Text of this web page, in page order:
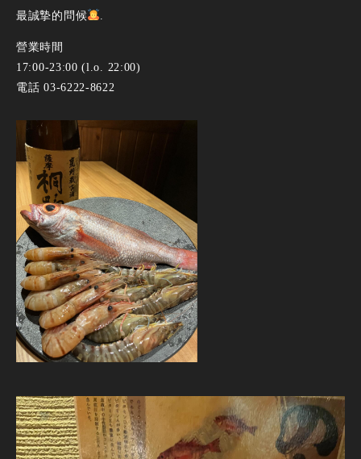
最誠摯的問候
營業時間
17:00-23:00 (l.o. 22:00)
電話 03-6222-8622